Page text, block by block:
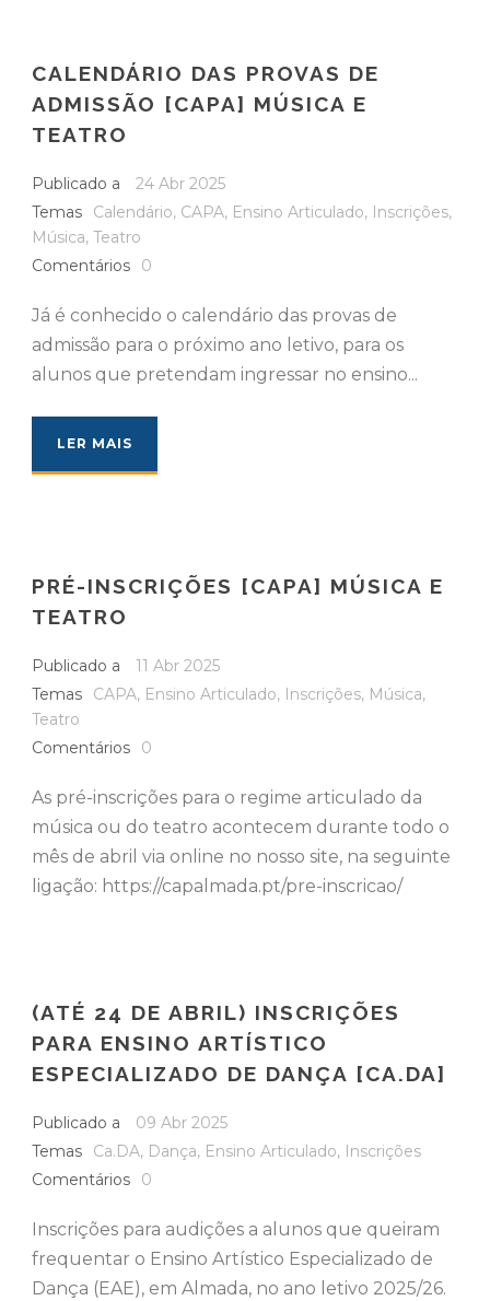
CALENDÁRIO DAS PROVAS DE
ADMISSÃO [CAPA] MÚSICA E
TEATRO
Publicado a
24 Abr 2025
Temas
Calendário, CAPA, Ensino Articulado, Inscrições,
Música, Teatro
Comentários
0
Já é conhecido o calendário das provas de
admissão para o próximo ano letivo, para os
alunos que pretendam ingressar no ensino...
LER MAIS
PRÉ-INSCRIÇÕES [CAPA] MÚSICA E
TEATRO
Publicado a
11 Abr 2025
Temas
CAPA, Ensino Articulado, Inscrições, Música,
Teatro
Comentários
0
As pré-inscrições para o regime articulado da
música ou do teatro acontecem durante todo o
mês de abril via online no nosso site, na seguinte
ligação: https://capalmada.pt/pre-inscricao/
(ATÉ 24 DE ABRIL) INSCRIÇÕES
PARA ENSINO ARTÍSTICO
ESPECIALIZADO DE DANÇA [CA.DA]
Publicado a
09 Abr 2025
Temas
Ca.DA, Dança, Ensino Articulado, Inscrições
Comentários
0
Inscrições para audições a alunos que queiram
frequentar o Ensino Artístico Especializado de
Dança (EAE), em Almada, no ano letivo 2025/26.